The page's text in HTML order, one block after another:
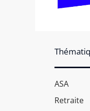
ASA
Retraite